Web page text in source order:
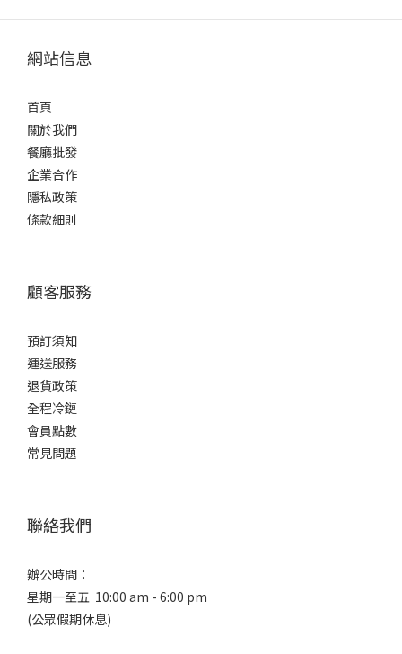
香港，全程嚴格控溫，拒絕高溫變質，絕對是你最安心的購酒首
接觸到空氣就會開始氧化，風味也會隨之改變。建議一定要把瓶蓋
的口感喔！如果真的喝不完，拿來做日式料理（例如蛤蜊湯、燉
肉）也是極致奢華的享受 🤤。 懂了這些保存小秘訣，下次買清酒就
不用再心慌慌啦！ 今晚想喝哪一瓶？趕快到 清酒匯 SakeSale 挑選
有「冷鏈保證」的完美清酒，給自己一個微醺的夜晚吧！🍻
網站信息
首頁
關於我們
餐廳批發
企業合作
隱私政策
條款細則
顧客服務
預訂須知
運送服務
退貨政策
全程冷鏈
會員點數
常見問題
聯絡我們
辦公時間：
星期一至五 10:00 am - 6:00 pm
(公眾假期休息)